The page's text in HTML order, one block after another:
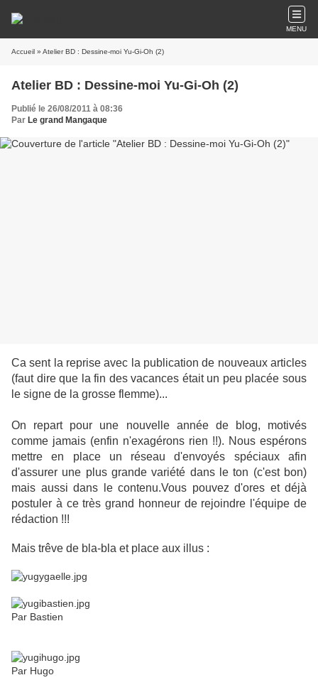
MENU
Accueil » Atelier BD : Dessine-moi Yu-Gi-Oh (2)
Atelier BD : Dessine-moi Yu-Gi-Oh (2)
Publié le 26/08/2011 à 08:36
Par Le grand Mangaque
Ca sent la reprise avec la publication de nouveaux articles
(faut dire que la fin des vacances était un peu placée sous
le signe de la grosse flemme)...
On repart pour une nouvelle année de blog, motivés
comme jamais (enfin n'exagérons rien !!). Nous espérons
mettre en place un réseau d'envoyés spéciaux afin
d'assurer une plus grande variété dans le ton (c'est bon)
mais aussi dans le contenu.Vous pouvez d'ores et déjà
postuler à ce très grand honneur de rejoindre l'équipe de
rédaction !!!
Mais trêve de bla-bla et place aux illus :
Par Bastien
Par Hugo